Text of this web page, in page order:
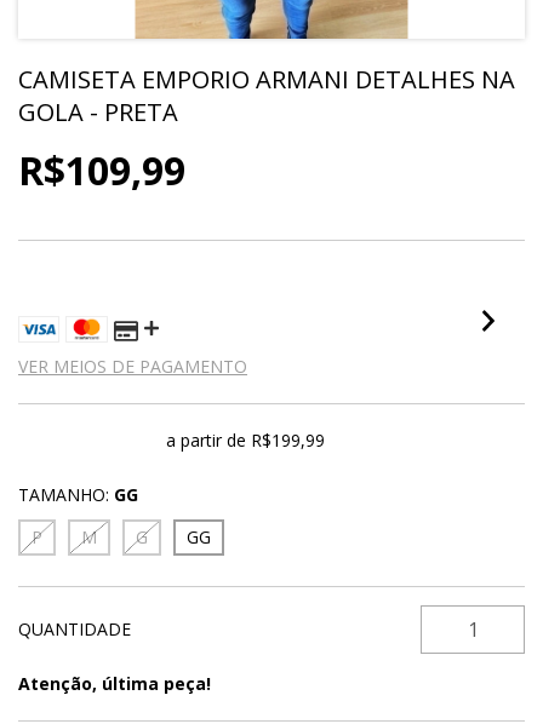
CAMISETA EMPORIO ARMANI DETALHES NA
GOLA - PRETA
R$109,99
VER MEIOS DE PAGAMENTO
a partir de R$199,99
TAMANHO: GG
P
M G GG
QUANTIDADE
Atenção, última peça!